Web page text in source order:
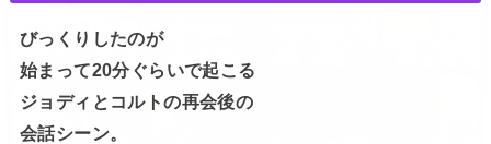
びっくりしたのが
始まって20分ぐらいで起こる
ジョディとコルトの再会後の
会話シーン。